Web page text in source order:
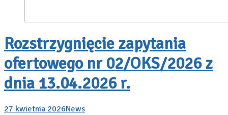
Rozstrzygnięcie zapytania
ofertowego nr 02/OKS/2026 z
dnia 13.04.2026 r.
27 kwietnia 2026News